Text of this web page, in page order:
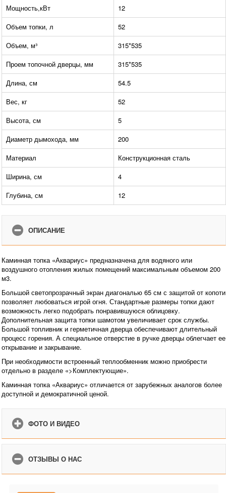
Мощность,кВт
12
Объем топки, л
52
Объем, м³
315*535
Проем топочной дверцы, мм
315*535
Длина, см
54.5
Вес, кг
52
Высота, см
5
Диаметр дымохода, мм
200
Материал
Конструкционная сталь
Ширина, см
4
Глубина, см
12
ОПИСАНИЕ
Каминная топка «Аквариус» предназначена для водяного или
воздушного отопления жилых помещений максимальным объемом 200
м3.
Большой светопрозрачный экран диагональю 65 см с защитой от копоти
позволяет любоваться игрой огня. Стандартные размеры топки дают
возможность легко подобрать понравившуюся облицовку.
Дополнительная защита топки шамотом увеличивает срок службы.
Большой топливник и герметичная дверца обеспечивают длительный
процесс горения. А специальное отверстие в ручке дверцы облегчает ее
открывание и закрывание.
При необходимости встроенный теплообменник можно приобрести
отдельно в разделе «>Комплектующие».
Каминная топка «Аквариус» отличается от зарубежных аналогов более
доступной и демократичной ценой.
ФОТО И ВИДЕО
ОТЗЫВЫ О НАС